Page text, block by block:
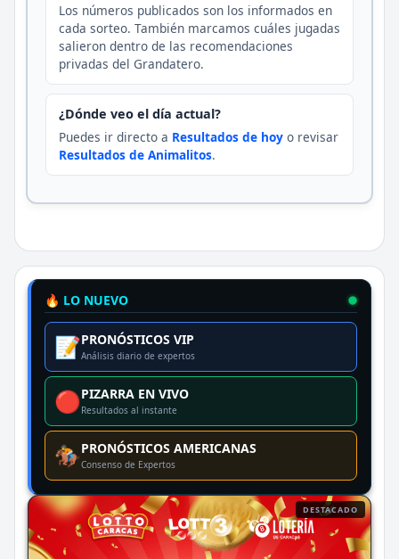
Los números publicados son los informados en
cada sorteo. También marcamos cuáles jugadas
salieron dentro de las recomendaciones
privadas del Grandatero.
¿Dónde veo el día actual?
Puedes ir directo a Resultados de hoy o revisar
Resultados de Animalitos.
🔥 LO NUEVO
📝PRONÓSTICOS VIP
Análisis diario de expertos
🔴PIZARRA EN VIVO
Resultados al instante
🏇PRONÓSTICOS AMERICANAS
Consenso de Expertos
DESTACADO